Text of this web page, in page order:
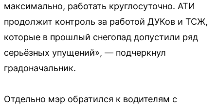
максимально, работать круглосуточно. АТИ
продолжит контроль за работой ДУКов и ТСЖ,
которые в прошлый снегопад допустили ряд
серьёзных упущений», — подчеркнул
градоначальник.
Отдельно мэр обратился к водителям с